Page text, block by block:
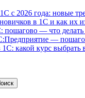
с 2026 года: новые
в 1С и как их
пошагово — что делать
—
какой курс выбрать